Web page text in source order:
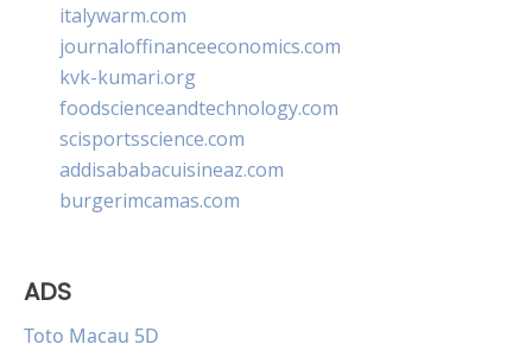
italywarm.com
journaloffinanceeconomics.com
kvk-kumari.org
foodscienceandtechnology.com
scisportsscience.com
addisababacuisineaz.com
burgerimcamas.com
ADS
Toto Macau 5D